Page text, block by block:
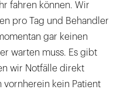
fahren können. Wir
pro Tag und Behandler
gar keinen
warten muss. Es gibt
wir Notfälle direkt
vornherein kein Patient